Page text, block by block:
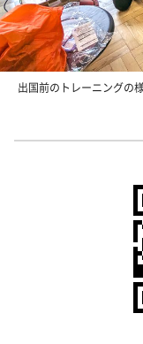
出国前のトレーニングの